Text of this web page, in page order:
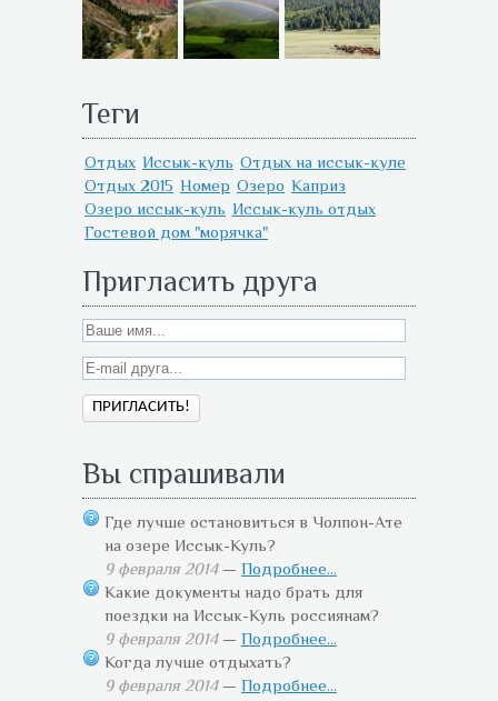
Теги
Отдых Иссык-куль Отдых на иссык-куле
Отдых 2015 Номер Озеро Каприз
Озеро иссык-куль Иссык-куль отдых
Гостевой дом "морячка"
Пригласить друга
Вы спрашивали
Где лучше остановиться в Чолпон-Ате
на озере Иссык-Куль?
9 февраля 2014— Подробнее...
Какие документы надо брать для
поездки на Иссык-Куль россиянам?
9 февраля 2014— Подробнее...
Когда лучше отдыхать?
9 февраля 2014— Подробнее...